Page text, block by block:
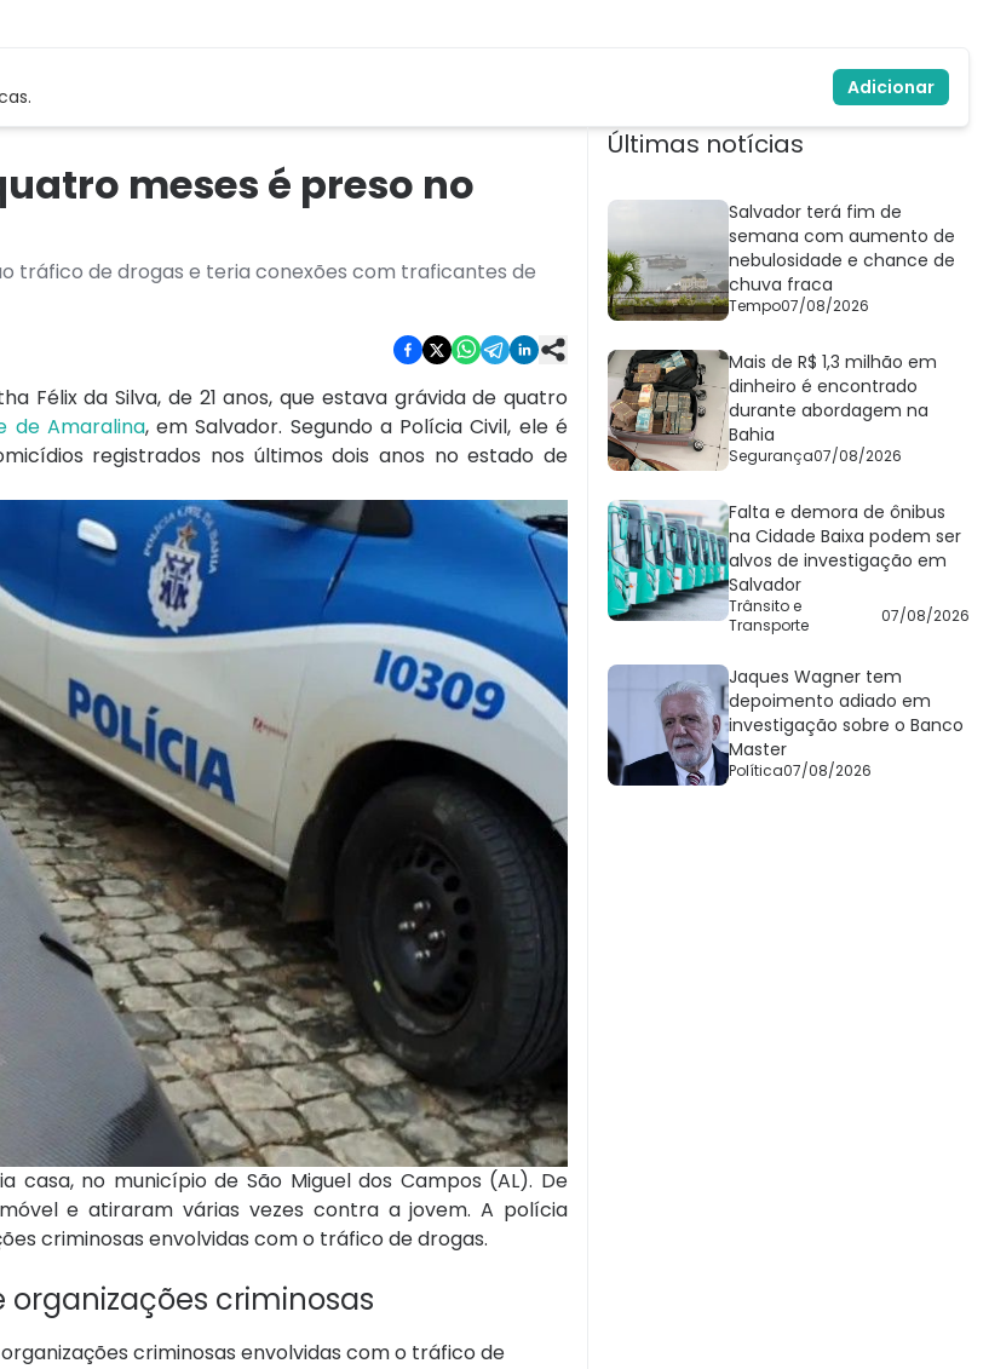
Adicionar
meses é preso no
tráfico de drogas e teria conexões com traficantes de
Félix da Silva, de 21 anos, que estava grávida de quatro
de Amaralina, em Salvador. Segundo a Polícia Civil, ele é
registrados nos últimos dois anos no estado de
no município de São Miguel dos Campos (AL). De
e atiraram várias vezes contra a jovem. A polícia
criminosas envolvidas com o tráfico de drogas.
criminosas
criminosas envolvidas com o tráfico de
Últimas notícias
Salvador terá fim de
semana com aumento de
nebulosidade e chance de
chuva fraca
Tempo07/08/2026
Mais de R$ 1,3 milhão em
dinheiro é encontrado
durante abordagem na
Bahia
Segurança07/08/2026
Falta e demora de ônibus
na Cidade Baixa podem ser
alvos de investigação em
Salvador
Trânsito e
Transporte
07/08/2026
Jaques Wagner tem
depoimento adiado em
investigação sobre o Banco
Master
Política07/08/2026